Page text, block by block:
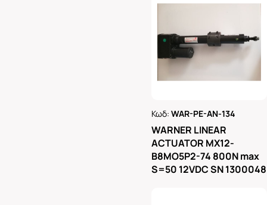
Κωδ:WAR-PE-AN-134
WARNER LINEAR
ACTUATOR MX12-
B8MO5P2-74 800N max
S=50 12VDC SN 1300048